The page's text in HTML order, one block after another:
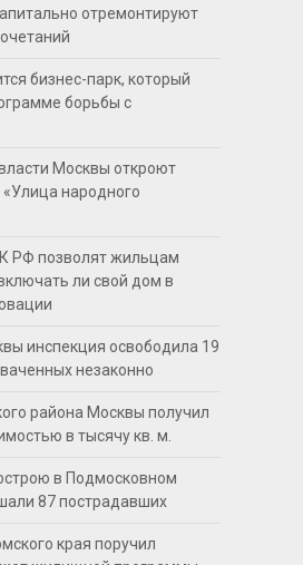
отремонтируют
бизнес-парк, который
борьбы с
Москвы откроют
народного
РФ позволят жильцам
ли свой дом в
инспекция освободила 19
незаконно
района Москвы получил
в тысячу кв. м.
в Подмосковном
87 пострадавших
края поручил